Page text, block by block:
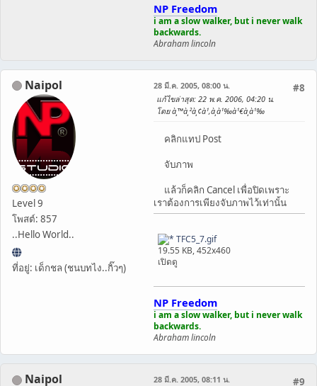
NP Freedom
i am a slow walker, but i never walk
backwards.
Abraham lincoln
Naipol
Level 9
โพสต์: 857
..Hello World..
ที่อยู่: เด็กชล (ชนบทไง..กิ๊วๆ)
#8
28 มี.ค. 2005, 08:00 น.
แก้ไขล่าสุด: 22 พ.ค. 2006, 04:20 น.
โดย à¸™à¸²à¸¢à¹‚à¸­à¹‰à¹€à¸­à¹‰
คลิกแทป Post
จับภาพ
แล้วก็คลิก Cancel เพื่อปิดเพราะ
เราต้องการเพียงจับภาพไว้เท่านั้น
TFC5_7.gif
19.55 KB, 452x460
เปิดดู
NP Freedom
i am a slow walker, but i never walk
backwards.
Abraham lincoln
Naipol #9
28 มี.ค. 2005, 08:11 น.